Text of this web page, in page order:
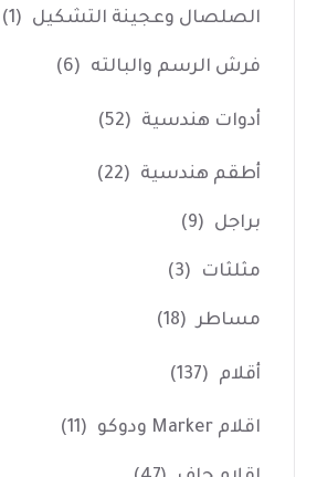
الصلصال وعجينة التشكيل (1)
فرش الرسم والبالته (6)
أدوات هندسية (52)
أطقم هندسية (22)
براجل (9)
مثلثات (3)
مساطر (18)
أقلام (137)
اقلام Marker ودوكو (11)